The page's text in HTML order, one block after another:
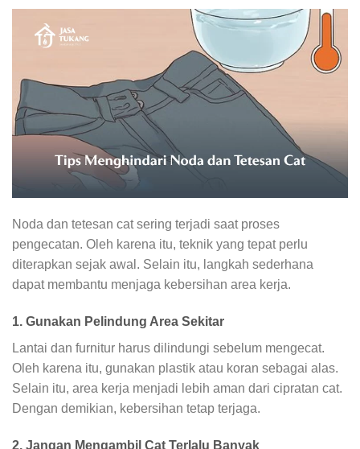
Noda dan tetesan cat sering terjadi saat proses
pengecatan. Oleh karena itu, teknik yang tepat perlu
diterapkan sejak awal. Selain itu, langkah sederhana
dapat membantu menjaga kebersihan area kerja.
1. Gunakan Pelindung Area Sekitar
Lantai dan furnitur harus dilindungi sebelum mengecat.
Oleh karena itu, gunakan plastik atau koran sebagai alas.
Selain itu, area kerja menjadi lebih aman dari cipratan cat.
Dengan demikian, kebersihan tetap terjaga.
2. Jangan Mengambil Cat Terlalu Banyak